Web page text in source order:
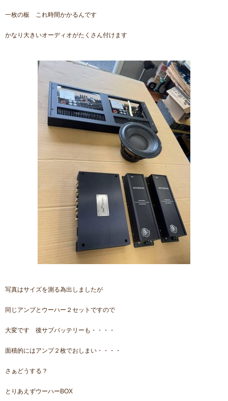
一枚の板 これ時間かかるんです
かなり大きいオーディオがたくさん付けます
写真はサイズを測る為出しましたが
同じアンプとウーハー２セットですので
大変です 後サブバッテリーも・・・・
面積的にはアンプ２枚でおしまい・・・・
さぁどうする？
とりあえずウーハーBOX